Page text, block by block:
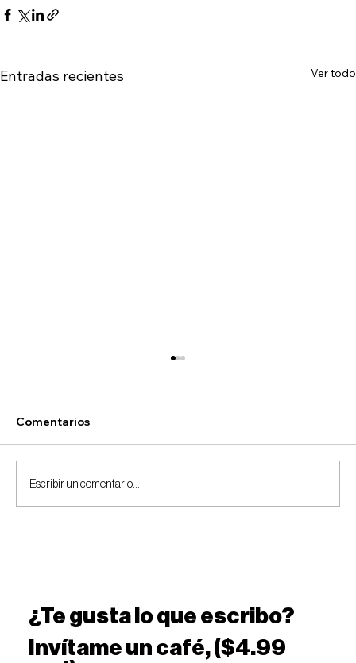
Invítame un café, ($4.99
¿Te gusta lo que escribo?
Entradas recientes Ver todo
Despierta tu poder financiero
Comentarios
Escribir un comentario...